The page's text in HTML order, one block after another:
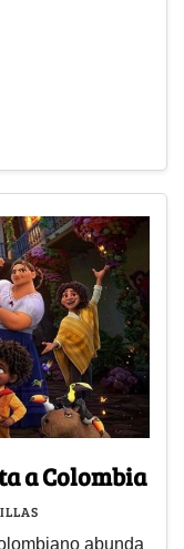
a Colombia
abunda